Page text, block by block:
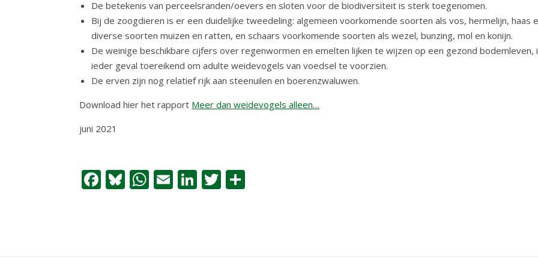
De betekenis van perceelsranden/oevers en sloten voor de biodiversiteit is sterk toegenomen.
Bij de zoogdieren is er een duidelijke tweedeling: algemeen voorkomende soorten als vos, hermelijn, haas
diverse soorten muizen en ratten, en schaars voorkomende soorten als wezel, bunzing, mol en konijn.
De weinige beschikbare cijfers over regenwormen en emelten lijken te wijzen op een gezond bodemleven,
ieder geval toereikend om adulte weidevogels van voedsel te voorzien.
De erven zijn nog relatief rijk aan steenuilen en boerenzwaluwen.
Download hier het rapport Meer dan weidevogels alleen…
juni 2021
Facebook
Bluesky
WhatsApp
EmailLinkedIn
Twitter